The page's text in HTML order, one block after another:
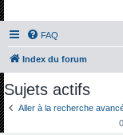
FAQ
Index du forum
Sujets actifs
Aller à la recherche